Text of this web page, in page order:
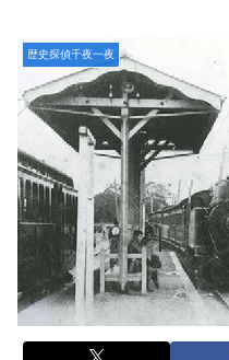
歴史探偵千夜一夜